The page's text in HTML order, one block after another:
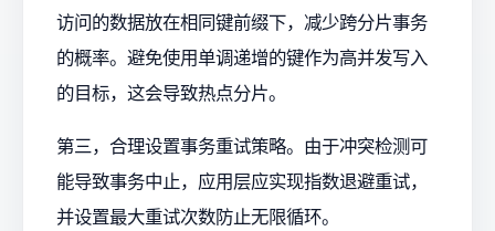
访问的数据放在相同键前缀下，减少跨分片事务
的概率。避免使用单调递增的键作为高并发写入
的目标，这会导致热点分片。
第三，合理设置事务重试策略。由于冲突检测可
能导致事务中止，应用层应实现指数退避重试，
并设置最大重试次数防止无限循环。